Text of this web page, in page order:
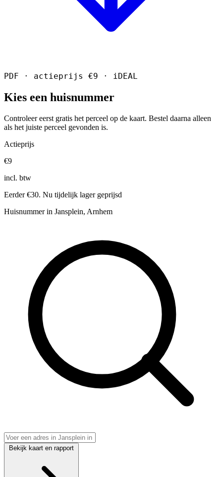
PDF · actieprijs €9 · iDEAL
Kies een huisnummer
Controleer eerst gratis het perceel op de kaart. Bestel daarna alleen
als het juiste perceel gevonden is.
Actieprijs
€9
incl. btw
Eerder €30. Nu tijdelijk lager geprijsd
Huisnummer in Jansplein, Arnhem
Bekijk kaart en rapport